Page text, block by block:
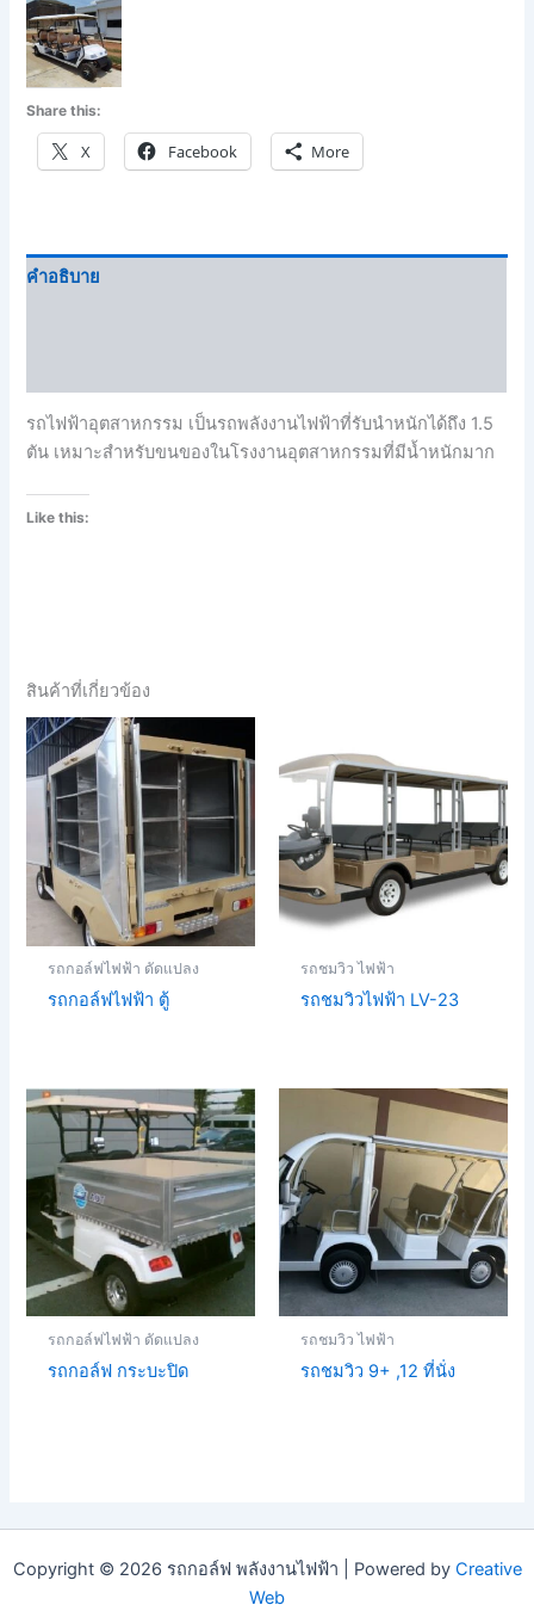
Share this:
X Facebook More
คำอธิบาย
รถไฟฟ้าอุตสาหกรรม เป็นรถพลังงานไฟฟ้าที่รับนำหนักได้ถึง 1.5
ตัน เหมาะสำหรับขนของในโรงงานอุตสาหกรรมที่มีน้ำหนักมาก
Like this:
สินค้าที่เกี่ยวข้อง
รถกอล์ฟไฟฟ้า ดัดแปลง
รถกอล์ฟไฟฟ้า ตู้
รถชมวิว ไฟฟ้า
รถชมวิวไฟฟ้า LV-23
รถกอล์ฟไฟฟ้า ดัดแปลง
รถกอล์ฟ กระบะปิด
รถชมวิว ไฟฟ้า
รถชมวิว 9+ ,12 ที่นั่ง
Copyright © 2026 รถกอล์ฟ พลังงานไฟฟ้า | Powered by Creative
Web